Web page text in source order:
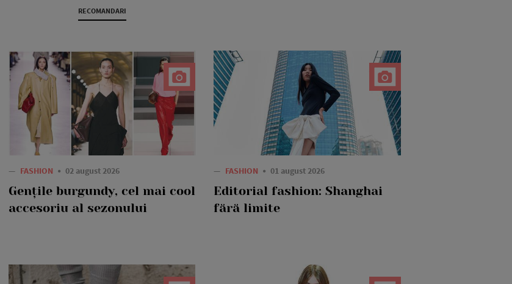
RECOMANDARI
— FASHION 02 august 2026
Gențile burgundy, cel mai cool
accesoriu al sezonului
— FASHION 01 august 2026
Editorial fashion: Shanghai
fără limite